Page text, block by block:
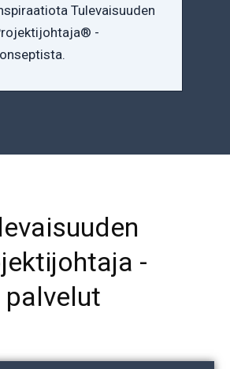
Tulevaisuuden
-
-
palvelut